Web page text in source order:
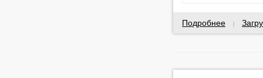
Подробнее